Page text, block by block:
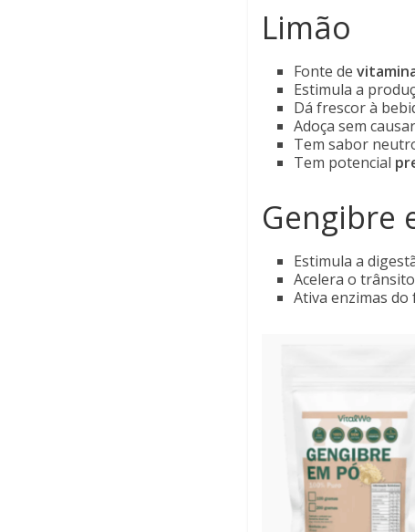
Limão
Fonte de
Estimula a
Dá frescor à
Adoça sem
Tem sabor
Tem potencial
Gengibre
Estimula a
Acelera o
Ativa enzimas